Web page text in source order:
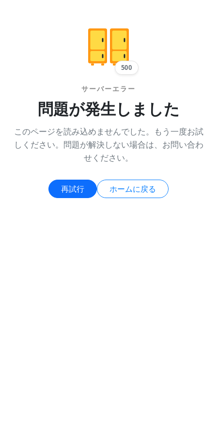
500
サーバーエラー
問題が発生しました
このページを読み込めませんでした。もう一度お試
しください。問題が解決しない場合は、お問い合わ
せください。
再試行 ホームに戻る